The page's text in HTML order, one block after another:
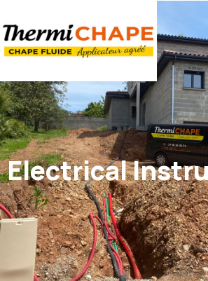
Electrical